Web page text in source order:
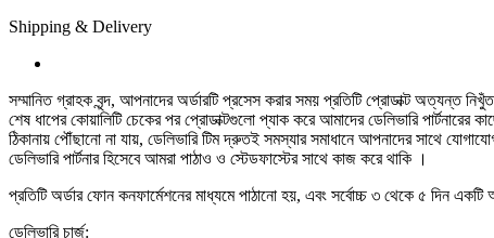
Shipping & Delivery
সম্মানিত গ্রাহক বৃন্দ, আপনাদের অর্ডারটি প্রসেস করার সময় প্রতিটি প্রোডাক্ট অত্যন্ত
শেষ ধাপের কোয়ালিটি চেকের পর প্রোডাক্টগুলো প্যাক করে আমাদের ডেলিভারি
ঠিকানায় পৌঁছানো না যায়, ডেলিভারি টিম দ্রুতই সমস্যার সমাধানে আপনাদের সাথে
ডেলিভারি পার্টনার হিসেবে আমরা পাঠাও ও স্টেডফাস্টের সাথে কাজ করে থাকি ।
প্রতিটি অর্ডার ফোন কনফার্মেশনের মাধ্যমে পাঠানো হয়, এবং সর্বোচ্চ ৩ থেকে ৫ দিন একটি
ডেলিভারি চার্জ: